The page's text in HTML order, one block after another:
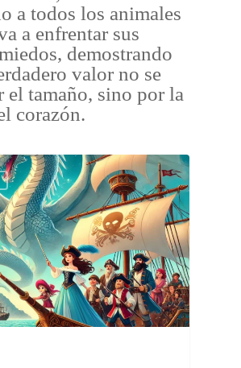
a todos los animales
a enfrentar sus
demostrando
valor no se
el tamaño, sino por la
corazón.